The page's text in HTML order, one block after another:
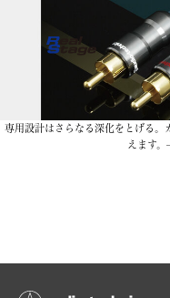
専用設計はさらなる深化をとげる。
えます